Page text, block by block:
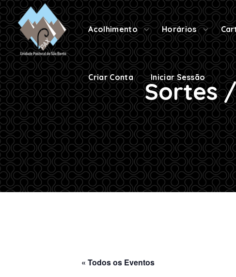
Acolhimento Horários
Criar Conta Iniciar Sessão
Criar Conta Iniciar Sessão
Sortes
« Todos os Eventos